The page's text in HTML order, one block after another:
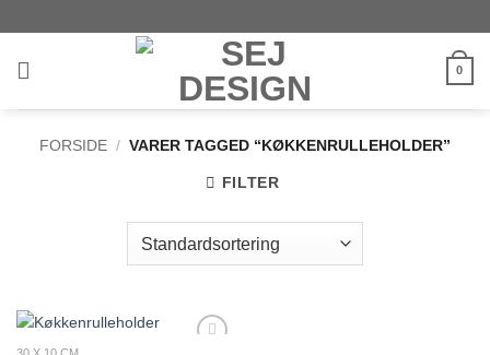
til
indhold
0
FORSIDE / VARER TAGGED “KØKKENRULLEHOLDER”
FILTER